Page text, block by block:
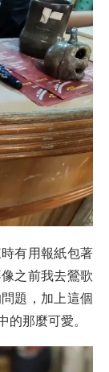
有用報紙包著
之前我去鶯歌
題，加上這個
的那麼可愛。